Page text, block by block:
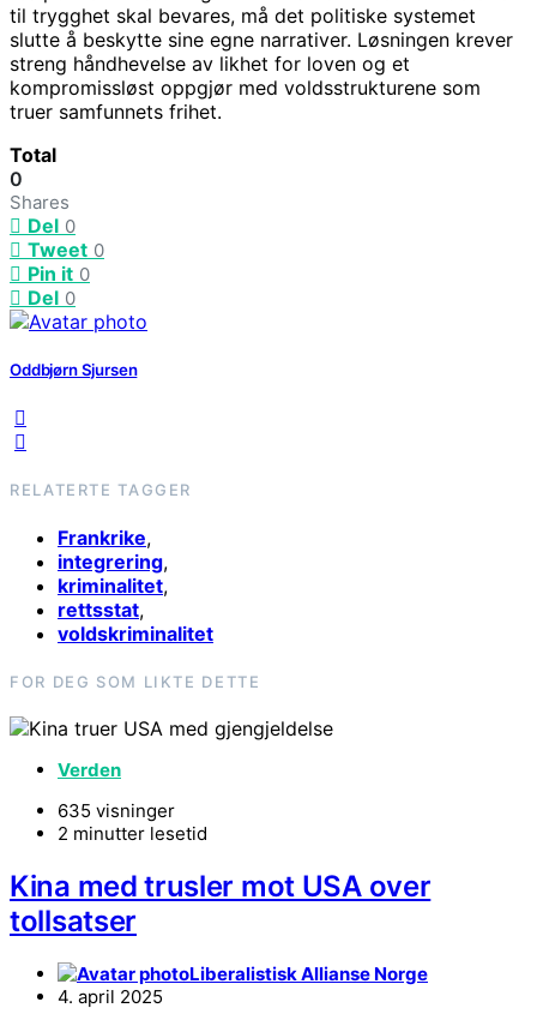
til trygghet skal bevares, må det politiske systemet
slutte å beskytte sine egne narrativer. Løsningen krever
streng håndhevelse av likhet for loven og et
kompromissløst oppgjør med voldsstrukturene som
truer samfunnets frihet.
Total
0
Shares
Del 0
Tweet 0
Pin it 0
Del 0
Oddbjørn Sjursen
RELATERTE TAGGER
Frankrike,
integrering,
kriminalitet,
rettsstat,
voldskriminalitet
FOR DEG SOM LIKTE DETTE
Verden
635 visninger
2 minutter lesetid
Kina med trusler mot USA over
tollsatser
Liberalistisk Allianse Norge
4. april 2025